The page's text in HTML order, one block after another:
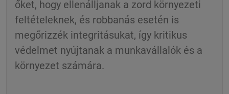
őket, hogy ellenálljanak a zord környezeti
feltételeknek, és robbanás esetén is
megőrizzék integritásukat, így kritikus
védelmet nyújtanak a munkavállalók és a
környezet számára.